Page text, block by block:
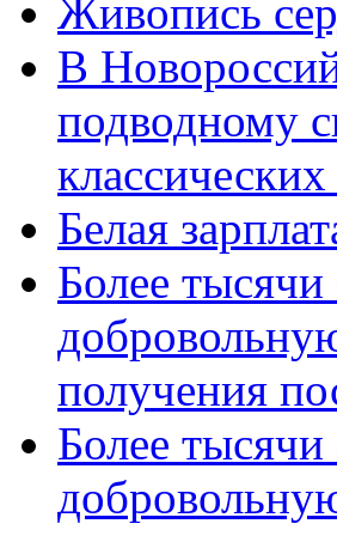
Живопись
В
подводному
Белая
Более
получения
Более